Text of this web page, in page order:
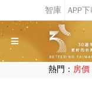
熱門： 房價